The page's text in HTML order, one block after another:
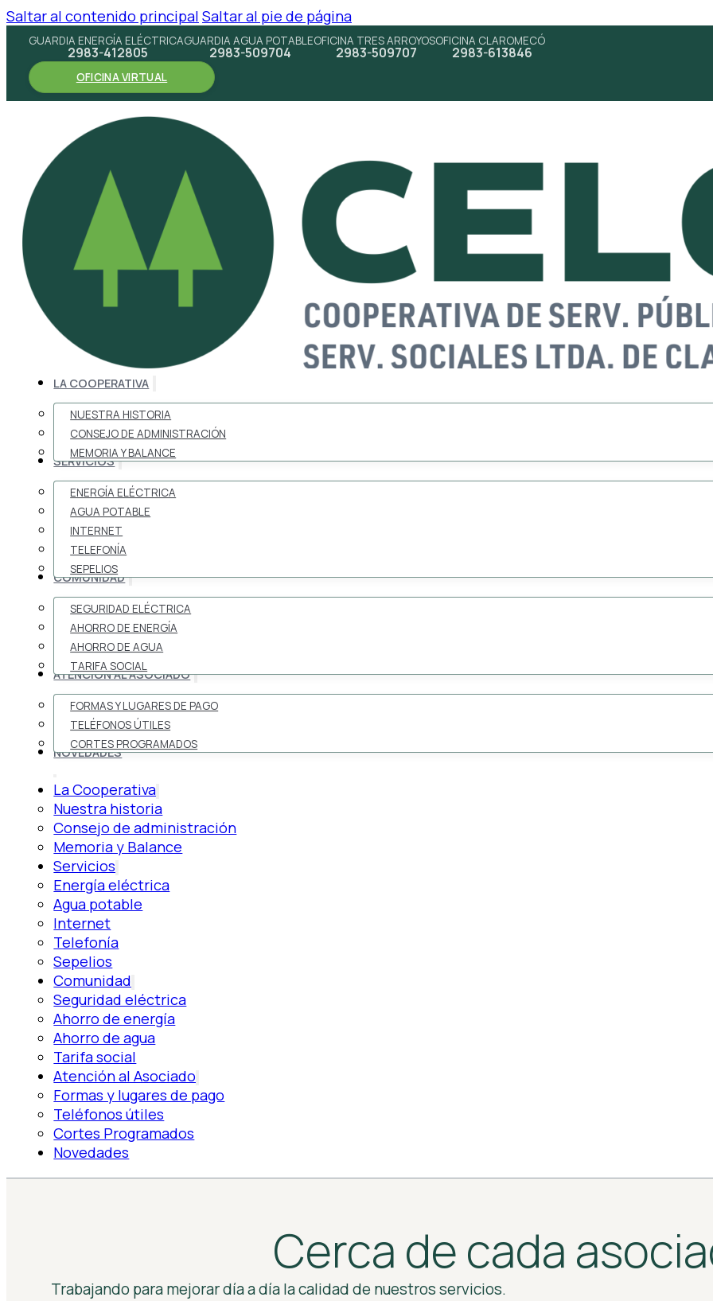
Saltar al contenido principal Saltar al pie de página
GUARDIA ENERGÍA ELÉCTRICA
2983-412805
GUARDIA AGUA POTABLE
2983-509704
OFICINA TRES ARROYOS
2983-509707
OFICINA CLAROMECÓ
2983-613846
OFICINA VIRTUAL
LA COOPERATIVA
NUESTRA HISTORIA
CONSEJO DE ADMINISTRACIÓN
MEMORIA Y BALANCE
SERVICIOS
ENERGÍA ELÉCTRICA
AGUA POTABLE
INTERNET
TELEFONÍA
SEPELIOS
COMUNIDAD
SEGURIDAD ELÉCTRICA
AHORRO DE ENERGÍA
AHORRO DE AGUA
TARIFA SOCIAL
ATENCIÓN AL ASOCIADO
FORMAS Y LUGARES DE PAGO
TELÉFONOS ÚTILES
CORTES PROGRAMADOS
NOVEDADES
La Cooperativa
Nuestra historia
Consejo de administración
Memoria y Balance
Servicios
Energía eléctrica
Agua potable
Internet
Telefonía
Sepelios
Comunidad
Seguridad eléctrica
Ahorro de energía
Ahorro de agua
Tarifa social
Atención al Asociado
Formas y lugares de pago
Teléfonos útiles
Cortes Programados
Novedades
Cerca de cada
Trabajando para mejorar día a día la calidad de nuestros servicios.